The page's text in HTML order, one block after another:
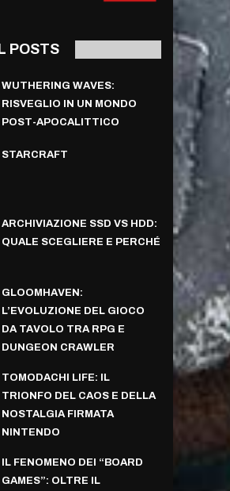
POSTS
WUTHERING WAVES:
RISVEGLIO IN UN MONDO
POST-APOCALITTICO
STARCRAFT
ARCHIVIAZIONE SSD VS HDD:
QUALE SCEGLIERE E PERCHÉ
GLOOMHAVEN:
L’EVOLUZIONE DEL GIOCO
DA TAVOLO TRA RPG E
DUNGEON CRAWLER
TOMODACHI LIFE: IL
TRIONFO DEL CAOS E DELLA
NOSTALGIA FIRMATA
NINTENDO
IL FENOMENO DEI “BOARD
GAMES”: OLTRE IL